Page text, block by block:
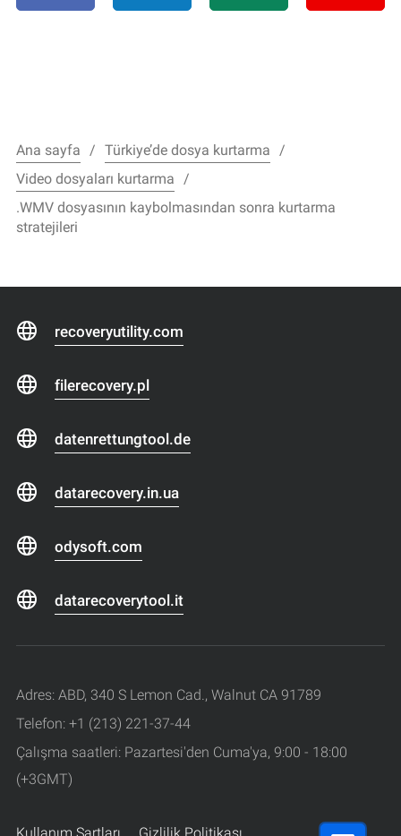
Ana sayfa
Türkiye’de dosya kurtarma
Video dosyaları kurtarma
.WMV dosyasının kaybolmasından sonra kurtarma
stratejileri
recoveryutility.com
filerecovery.pl
datenrettungtool.de
datarecovery.in.ua
odysoft.com
datarecoverytool.it
Adres: ABD, 340 S Lemon Cad., Walnut CA 91789
Telefon: +1 (213) 221-37-44
Çalışma saatleri: Pazartesi'den Cuma'ya, 9:00 - 18:00
(+3GMT)